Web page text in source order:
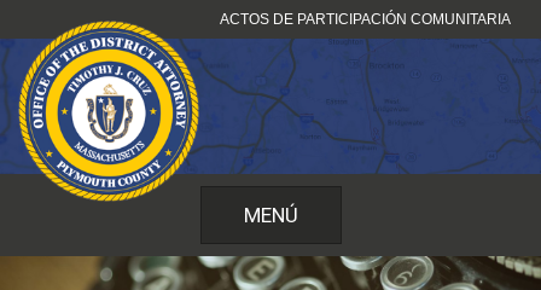
al
contenido
ACTOS DE PARTICIPACIÓN COMUNITARIA
MENÚ